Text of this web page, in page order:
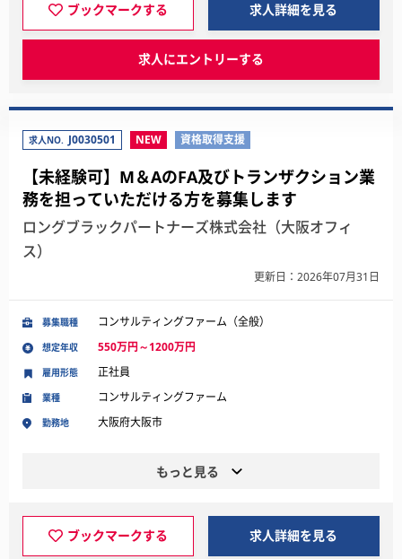
ブックマークする 求人詳細を見る
求人にエントリーする
求人NO. J0030501 NEW 資格取得支援
【未経験可】M＆AのFA及びトランザクション業
務を担っていただける方を募集します
ロングブラックパートナーズ株式会社（大阪オフィ
ス）
更新日：2026年07月31日
募集職種 コンサルティングファーム（全般）
想定年収 550万円～1200万円
業種 コンサルティングファーム
勤務地 大阪府大阪市
雇用形態 正社員
もっと見る
ブックマークする 求人詳細を見る